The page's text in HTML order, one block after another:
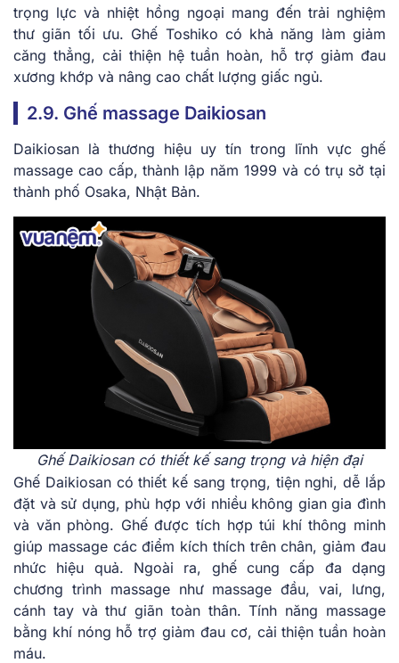
trọng lực và nhiệt hồng ngoại mang đến trải nghiệm
thư giãn tối ưu. Ghế Toshiko có khả năng làm giảm
căng thẳng, cải thiện hệ tuần hoàn, hỗ trợ giảm đau
xương khớp và nâng cao chất lượng giấc ngủ.
2.9. Ghế massage Daikiosan
Daikiosan là thương hiệu uy tín trong lĩnh vực ghế
massage cao cấp, thành lập năm 1999 và có trụ sở tại
thành phố Osaka, Nhật Bản.
Ghế Daikiosan có thiết kế sang trọng và hiện đại
Ghế Daikiosan có thiết kế sang trọng, tiện nghi, dễ lắp
đặt và sử dụng, phù hợp với nhiều không gian gia đình
và văn phòng. Ghế được tích hợp túi khí thông minh
giúp massage các điểm kích thích trên chân, giảm đau
nhức hiệu quả. Ngoài ra, ghế cung cấp đa dạng
chương trình massage như massage đầu, vai, lưng,
cánh tay và thư giãn toàn thân. Tính năng massage
bằng khí nóng hỗ trợ giảm đau cơ, cải thiện tuần hoàn
máu.